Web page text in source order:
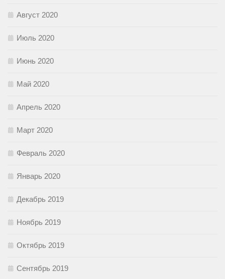
Август 2020
Июль 2020
Июнь 2020
Май 2020
Апрель 2020
Март 2020
Февраль 2020
Январь 2020
Декабрь 2019
Ноябрь 2019
Октябрь 2019
Сентябрь 2019